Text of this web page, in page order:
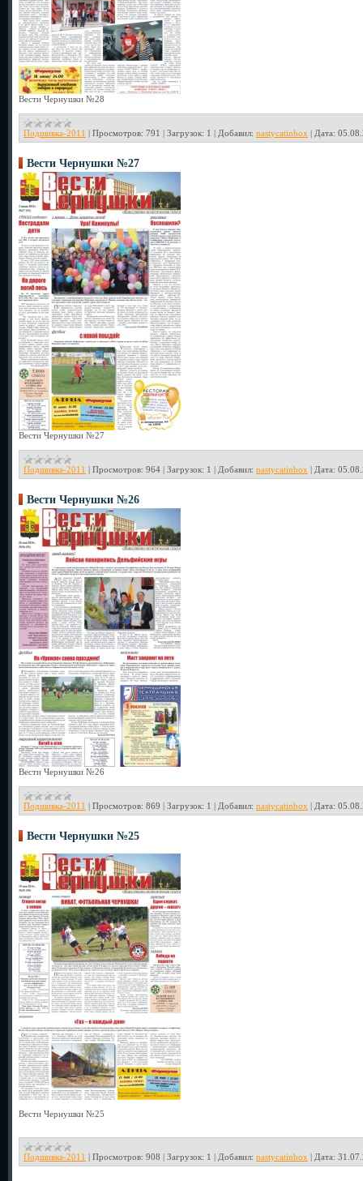
Вести Чернушки №28
Подшивка-2011 | Просмотров: 791 | Загрузок: 1 | Добавил: nastycatinbox | Дата:
Вести Чернушки №27
Вести Чернушки №27
Подшивка-2011 | Просмотров: 964 | Загрузок: 1 | Добавил: nastycatinbox | Дата:
Вести Чернушки №26
Вести Чернушки №26
Подшивка-2011 | Просмотров: 869 | Загрузок: 1 | Добавил: nastycatinbox | Дата:
Вести Чернушки №25
Вести Чернушки №25
Подшивка-2011 | Просмотров: 908 | Загрузок: 1 | Добавил: nastycatinbox | Дата: